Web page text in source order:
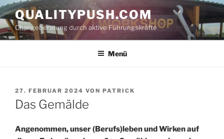
Zum
Inhalt
springen
QUALITYPUSH.COM
Changeberatung durch aktive Führungskräfte
Menü
VERÖFFENTLICHT
AM
27. FEBRUAR 2024 VON PATRICK
Das Gemälde
Angenommen, unser (Berufs)leben und Wirken auf